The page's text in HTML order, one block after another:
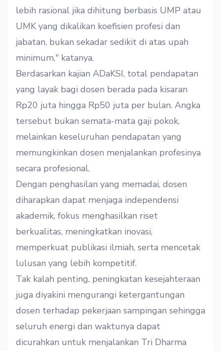
lebih rasional jika dihitung berbasis UMP atau
UMK yang dikalikan koefisien profesi dan
jabatan, bukan sekadar sedikit di atas upah
minimum," katanya.
Berdasarkan kajian ADaKSI, total pendapatan
yang layak bagi dosen berada pada kisaran
Rp20 juta hingga Rp50 juta per bulan. Angka
tersebut bukan semata-mata gaji pokok,
melainkan keseluruhan pendapatan yang
memungkinkan dosen menjalankan profesinya
secara profesional.
Dengan penghasilan yang memadai, dosen
diharapkan dapat menjaga independensi
akademik, fokus menghasilkan riset
berkualitas, meningkatkan inovasi,
memperkuat publikasi ilmiah, serta mencetak
lulusan yang lebih kompetitif.
Tak kalah penting, peningkatan kesejahteraan
juga diyakini mengurangi ketergantungan
dosen terhadap pekerjaan sampingan sehingga
seluruh energi dan waktunya dapat
dicurahkan untuk menjalankan Tri Dharma